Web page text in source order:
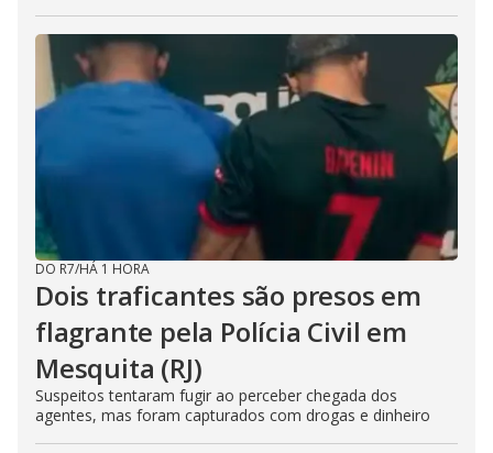
DO R7/HÁ 1 HORA
Dois traficantes são presos em
flagrante pela Polícia Civil em
Mesquita (RJ)
Suspeitos tentaram fugir ao perceber chegada dos
agentes, mas foram capturados com drogas e dinheiro